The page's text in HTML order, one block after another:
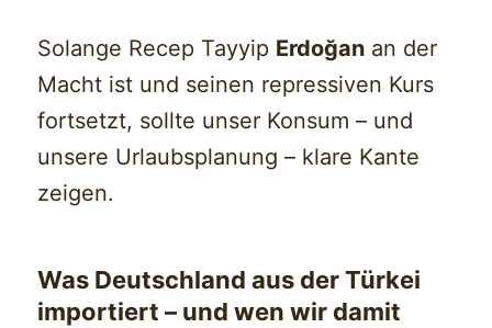
Solange Recep Tayyip Erdoğan an der
Macht ist und seinen repressiven Kurs
fortsetzt, sollte unser Konsum – und
unsere Urlaubsplanung – klare Kante
zeigen.
Was Deutschland aus der Türkei
importiert – und wen wir damit